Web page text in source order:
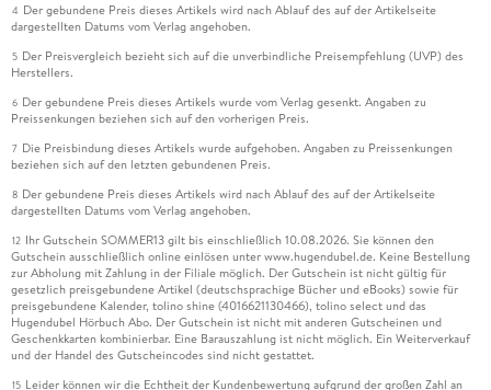
4 Der gebundene Preis dieses Artikels wird nach Ablauf des auf der Artikelseite
dargestellten Datums vom Verlag angehoben.
5 Der Preisvergleich bezieht sich auf die unverbindliche Preisempfehlung (UVP) des
Herstellers.
6 Der gebundene Preis dieses Artikels wurde vom Verlag gesenkt. Angaben zu
Preissenkungen beziehen sich auf den vorherigen Preis.
7 Die Preisbindung dieses Artikels wurde aufgehoben. Angaben zu Preissenkungen
beziehen sich auf den letzten gebundenen Preis.
8 Der gebundene Preis dieses Artikels wird nach Ablauf des auf der Artikelseite
dargestellten Datums vom Verlag angehoben.
12 Ihr Gutschein SOMMER13 gilt bis einschließlich 10.08.2026. Sie können den
Gutschein ausschließlich online einlösen unter www.hugendubel.de. Keine Bestellung
zur Abholung mit Zahlung in der Filiale möglich. Der Gutschein ist nicht gültig für
gesetzlich preisgebundene Artikel (deutschsprachige Bücher und eBooks) sowie für
preisgebundene Kalender, tolino shine (4016621130466), tolino select und das
Hugendubel Hörbuch Abo. Der Gutschein ist nicht mit anderen Gutscheinen und
Geschenkkarten kombinierbar. Eine Barauszahlung ist nicht möglich. Ein Weiterverkauf
und der Handel des Gutscheincodes sind nicht gestattet.
15 Leider können wir die Echtheit der Kundenbewertung aufgrund der großen Zahl an